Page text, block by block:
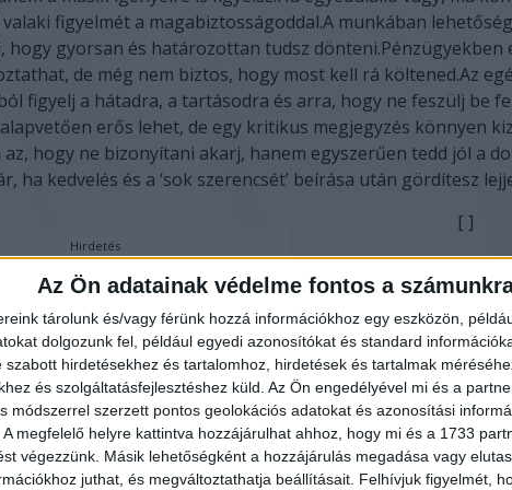
Az Ön adatainak védelme fontos a
tárolunk és/vagy férünk hozzá információkhoz egy eszközön,
dolgozunk fel, például egyedi azonosítókat és standard
szabott hirdetésekhez és tartalomhoz, hirdetések és tartalmak
és szolgáltatásfejlesztéshez küld. Az Ön engedélyével mi és a
módszerrel szerzett pontos geolokációs adatokat és azonosítási
megfelelő helyre kattintva hozzájárulhat ahhoz, hogy mi és a 1733
végezzünk. Másik lehetőségként a hozzájárulás megadása vagy
juthat, és megváltoztathatja beállításait. Felhívjuk figyelmét,
figyelmét a magabiztosságoddal.A munkában
hogy gyorsan és határozottan tudsz dönteni.Pénzügyekben
de még nem biztos, hogy most kell rá költened.Az
figyelj a hátadra, a tartásodra és arra, hogy ne feszülj be
erős lehet, de egy kritikus megjegyzés könnyen
az, hogy ne bizonyítani akarj, hanem egyszerűen tedd jól a
ha kedvelés és a ‘sok szerencsét’ beírása után gördítesz
Hirdetés
[ ]
Hétfőn sokat segít, ha
feladataidról, mert így
semmi a kezedből.A
párkapcsolatodban
kevesebbet javítani a
többet értékelni azt,
csinál.Ha nincs párod,
visszafogottabb, de
keltheti fel az